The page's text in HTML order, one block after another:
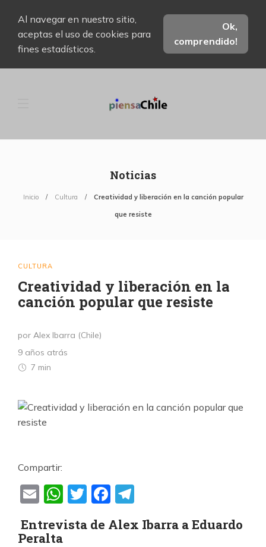
Al navegar en nuestro sitio,
aceptas el uso de cookies para
fines estadísticos.
Ok,
comprendido!
Noticias
Inicio Cultura Creatividad y liberación en la canción popular
que resiste
CULTURA
Creatividad y liberación en la
canción popular que resiste
por Alex Ibarra (Chile)
9 años atrás
7 min
Compartir:
EmailWhatsApp
TwitterFacebook
Entrevista de Alex Ibarra a Eduardo
Peralta